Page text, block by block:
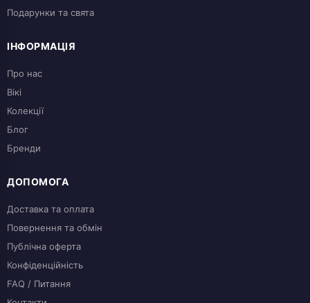
Подарунки та свята
ІНФОРМАЦІЯ
Про нас
Вікі
Колекції
Блог
Бренди
ДОПОМОГА
Доставка та оплата
Повернення та обмін
Публічна оферта
Конфіденційність
FAQ / Питання